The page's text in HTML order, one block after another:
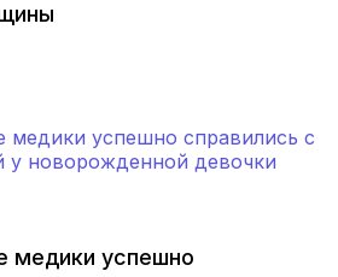
медики успешно
роддома)